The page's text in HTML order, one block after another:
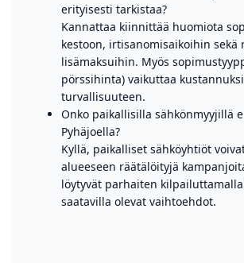
erityisesti tarkistaa?
Kannattaa kiinnittää huomiota
kestoon, irtisanomisaikoihin sekä
lisämaksuihin. Myös
pörssihinta) vaikuttaa
turvallisuuteen.
Onko paikallisilla sähkönmyyjillä
Pyhäjoella?
Kyllä, paikalliset sähköyhtiöt
alueeseen räätälöityjä
löytyvät parhaiten
saatavilla olevat vaihtoehdot.